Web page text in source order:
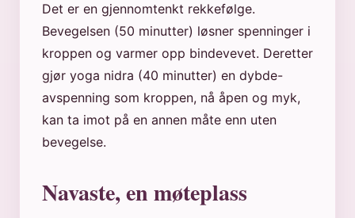
Det er en gjennomtenkt rekkefølge.
Bevegelsen (50 minutter) løsner spenninger i
kroppen og varmer opp bindevevet. Deretter
gjør yoga nidra (40 minutter) en dybde-
avspenning som kroppen, nå åpen og myk,
kan ta imot på en annen måte enn uten
bevegelse.
Navaste, en møteplass